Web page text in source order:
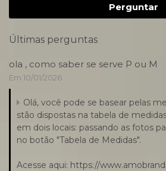
Perguntar
Últimas perguntas
ola , como saber se serve P ou M
Em 10/01/2026
Olá, você pode se basear pelas
stão dispostas na tabela de
em dois locais: passando as fotos
no botão "Tabela de Medidas".
Acesse aqui: https://